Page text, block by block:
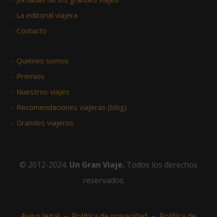
– La editorial viajera
– Contacto
– Quiénes somos
– Premios
– Nuestros viajes
– Recomendaciones viajeras (blog)
– Grandes viajeros
© 2012-2024. Un Gran Viaje. Todos los derechos
reservados.